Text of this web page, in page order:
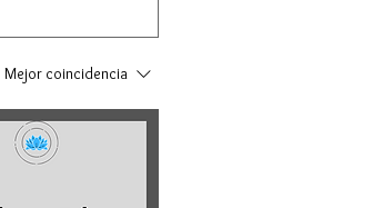
Mejor coincidencia